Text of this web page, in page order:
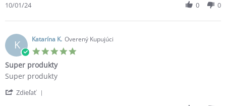
2024
Radoslava
on
10
Jan
2024
10/01/24 0 0
K Katarína K. Overený Kupujúci
Super produkty
Review
Katarína
review
Super
Super produkty
Zdieľať